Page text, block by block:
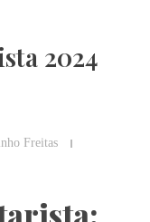
2024
Freitas